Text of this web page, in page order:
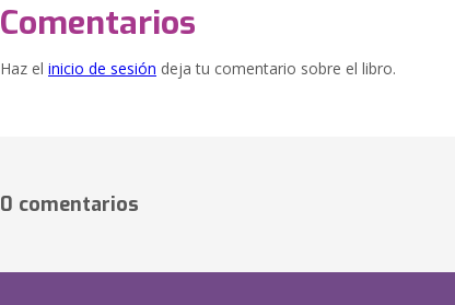
Comentarios
Haz el inicio de sesión deja tu comentario sobre el libro.
0 comentarios